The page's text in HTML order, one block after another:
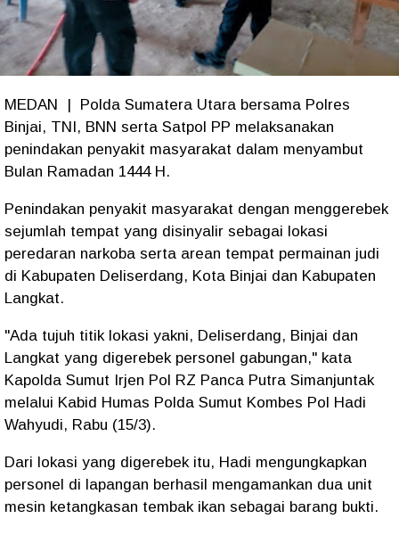
MEDAN | Polda Sumatera Utara bersama Polres
Binjai, TNI, BNN serta Satpol PP melaksanakan
penindakan penyakit masyarakat dalam menyambut
Bulan Ramadan 1444 H.
Penindakan penyakit masyarakat dengan menggerebek
sejumlah tempat yang disinyalir sebagai lokasi
peredaran narkoba serta arean tempat permainan judi
di Kabupaten Deliserdang, Kota Binjai dan Kabupaten
Langkat.
"Ada tujuh titik lokasi yakni, Deliserdang, Binjai dan
Langkat yang digerebek personel gabungan," kata
Kapolda Sumut Irjen Pol RZ Panca Putra Simanjuntak
melalui Kabid Humas Polda Sumut Kombes Pol Hadi
Wahyudi, Rabu (15/3).
Dari lokasi yang digerebek itu, Hadi mengungkapkan
personel di lapangan berhasil mengamankan dua unit
mesin ketangkasan tembak ikan sebagai barang bukti.